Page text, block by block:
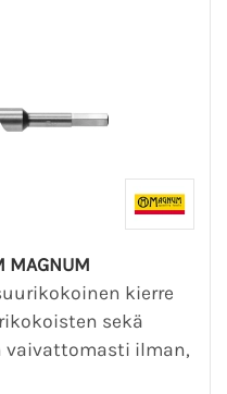
MAGNUM
kierre
sekä
vaivattomasti ilman,